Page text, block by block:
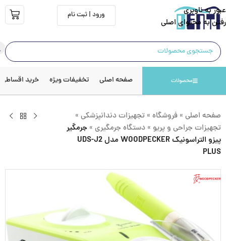
عبور به ناوبری
رفتن به محتوای اصلی
ورود | ثبت نام
محصولات صفحه اصلی تخفیفات ویژه خرید اقساطی
صفحه اصلی » فروشگاه » تجهیزات دندانپزشکی »
تجهیزات جراحی و پریو » دستگاه جرمگیری » جرمگیر
پیزو التراسونیک WOODPECKER مدل UDS-J2
PLUS